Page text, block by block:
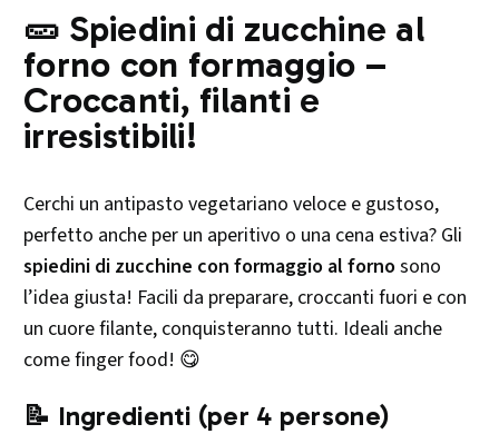
🥒 Spiedini di zucchine al
forno con formaggio –
Croccanti, filanti e
irresistibili!
Cerchi un antipasto vegetariano veloce e gustoso,
perfetto anche per un aperitivo o una cena estiva? Gli
spiedini di zucchine con formaggio al forno sono
l’idea giusta! Facili da preparare, croccanti fuori e con
un cuore filante, conquisteranno tutti. Ideali anche
come finger food! 😋
📝 Ingredienti (per 4 persone)